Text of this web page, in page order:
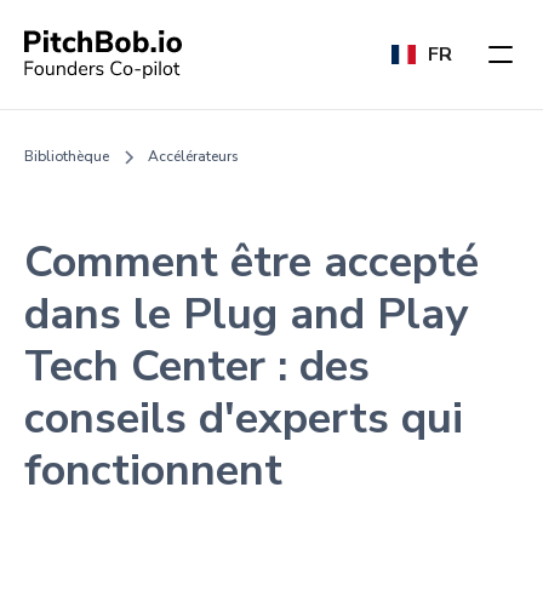
FR
Bibliothèque Accélérateurs
Comment être accepté
dans le Plug and Play
Tech Center : des
conseils d'experts qui
fonctionnent